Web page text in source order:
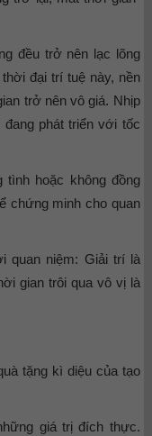
đều trở nên lạc lõng
đại trí tuệ này, nền
trở nên vô giá. Nhịp
phát triển với tốc
tình hoặc không đồng
chứng minh cho quan
quan niệm: Giải trí là
gian trôi qua vô vị là
tặng kì diệu của tạo
giá trị đích thực.